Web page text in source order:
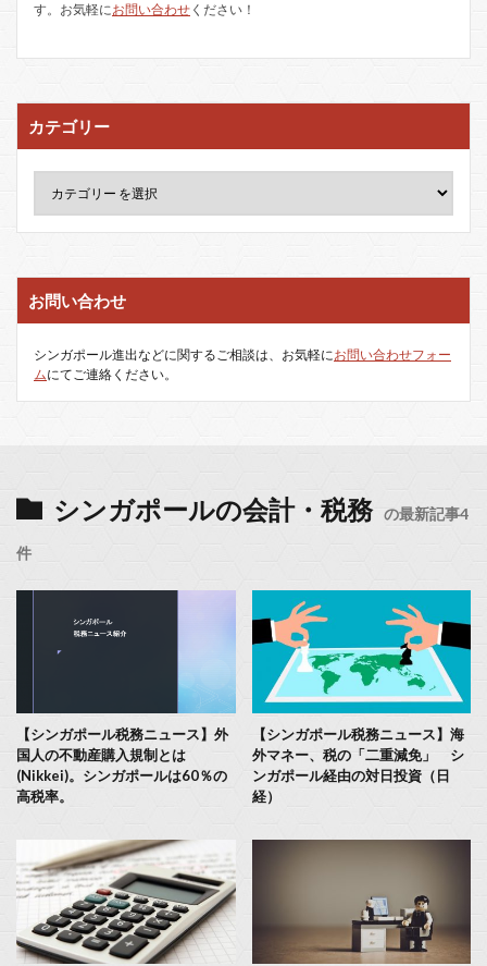
す。お気軽にお問い合わせ ください！
カテゴリー
お問い合わせ
シンガポール進出などに関するご相談は、お気軽にお問い合わせフォー
ムにてご連絡ください。
シンガポールの会計・税務 の最新記事4
件
【シンガポール税務ニュース】外
国人の不動産購入規制とは
(Nikkei)。シンガポールは60％の
高税率。
【シンガポール税務ニュース】海
外マネー、税の「二重減免」 シ
ンガポール経由の対日投資（日
経）